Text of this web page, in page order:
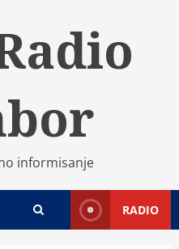
informisanje
RADIO